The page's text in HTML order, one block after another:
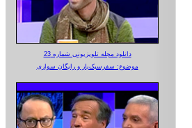
دانلود مجله تلویزیونی شماره 23
موضوع: سفرسبک‌بار و رایگان سواری